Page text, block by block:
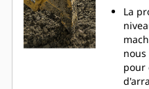
La
nous
pour